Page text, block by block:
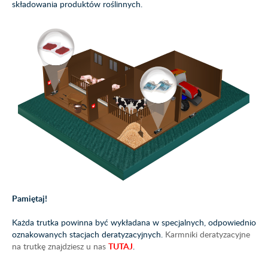
składowania produktów roślinnych.
Pamiętaj!
Każda trutka powinna być wykładana w specjalnych, odpowiednio
oznakowanych stacjach deratyzacyjnych. Karmniki deratyzacyjne
na trutkę znajdziesz u nas TUTAJ.